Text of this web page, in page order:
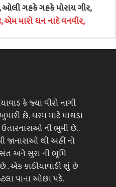
ઓલી ગહકે ગહકે મોરાંય ગીર,
એમ મારો ધન નાદે વનવીર,
કે જ્યાં વીરો નાગી
છે, ધરમ માટે માથડા
ઉતારનારાઓ ની ભુમી છે..
જાનારાઓ થી અહીં નો
અને સુરા ની ભૂમિ
છે.. એક કાઠીયાવાડી શું છે
પાના ઓછા પડે.